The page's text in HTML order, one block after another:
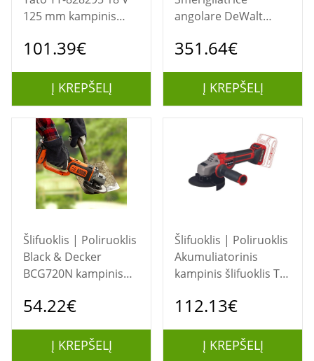
125 mm kampinis
101.39€
Į KREPŠELĮ
angolare DeWalt
mm 18V
351.64€
Į KREPŠELĮ
Šlifuoklis | Poliruoklis
Black & Decker
BCG720N kampinis
8600 RPM
54.22€
Į KREPŠELĮ
Šlifuoklis | Poliruoklis
Akumuliatorinis
kampinis šlifuoklis TP-
4431155 EINHELL
112.13€
Į KREPŠELĮ